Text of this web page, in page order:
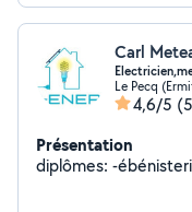
Carl
Le Pecq
4,6/5
Présentation
diplômes: -